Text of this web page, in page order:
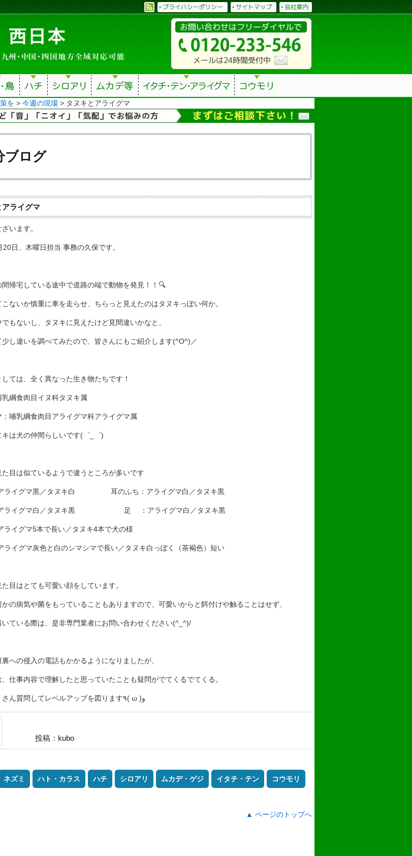
を > 今週の現場 > タヌキとアライグマ
ブログ
アライグマ
います。
日、木曜日担当 事務の久保です。
間帰宅している途中で道路の端で動物を発見！！🔍
ないか慎重に車を走らせ、ちらっと見えたのはタヌキっぽい何か。
もないし、タヌキに見えたけど見間違いかなと、
し違いを調べてみたので、皆さんにもご紹介します(^O^)／
ては、全く異なった生き物たちです！
乳綱食肉目イヌ科タヌキ属
：哺乳綱食肉目アライグマ科アライグマ属
キは犬の仲間らしいです(゜_゜)
た目は似ているようで違うところが多いです
ライグマ黒／タヌキ白 耳のふち：アライグマ白／タヌキ黒
ライグマ白／タヌキ黒 足 ：アライグマ白／タヌキ黒
イグマ5本で長い／タヌキ4本で犬の様
イグマ灰色と白のシマシマで長い／タヌキ白っぽく（茶褐色）短い
目はとても可愛い顔をしています。
かの病気や菌をもっていることもありますので、可愛いからと餌付けや触ることはせず、
いている際は、是非専門業者にお問い合わせください(^_^)/
裏への侵入の電話もかかるようになりましたが、
仕事内容で理解したと思っていたことも疑問がでてくるでてくる。
今日もたくさん質問してレベルアップを図ります٩( ω )و
投稿：kubo
ネズミ ハト・カラス ハチ シロアリ ムカデ・ゲジ イタチ・テン コウモリ
▲ ページのトップへ